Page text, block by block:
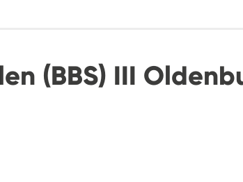
(BBS) III